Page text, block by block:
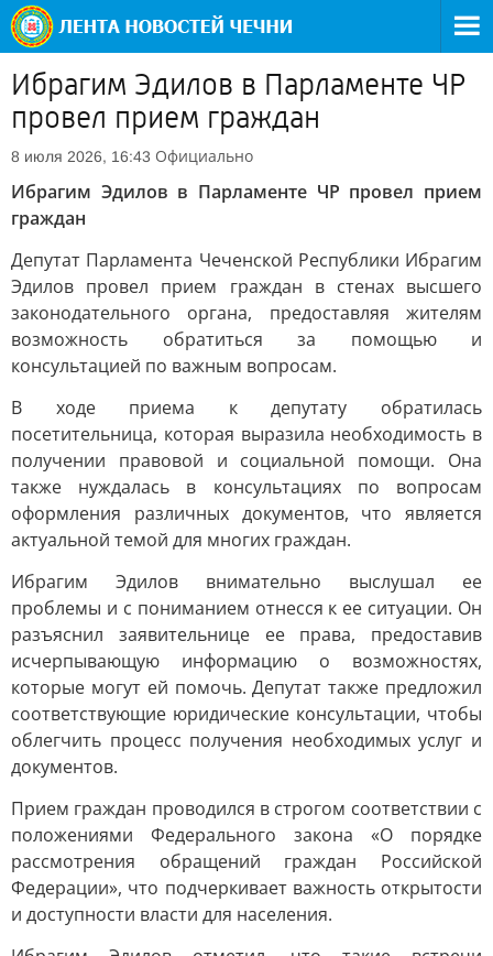
Ибрагим Эдилов в Парламенте ЧР
провел прием граждан
8 июля 2026, 16:43 Официально
Ибрагим Эдилов в Парламенте ЧР провел прием
граждан
Депутат Парламента Чеченской Республики Ибрагим
Эдилов провел прием граждан в стенах высшего
законодательного органа, предоставляя жителям
возможность обратиться за помощью и
консультацией по важным вопросам.
В ходе приема к депутату обратилась
посетительница, которая выразила необходимость в
получении правовой и социальной помощи. Она
также нуждалась в консультациях по вопросам
оформления различных документов, что является
актуальной темой для многих граждан.
Ибрагим Эдилов внимательно выслушал ее
проблемы и с пониманием отнесся к ее ситуации. Он
разъяснил заявительнице ее права, предоставив
исчерпывающую информацию о возможностях,
которые могут ей помочь. Депутат также предложил
соответствующие юридические консультации, чтобы
облегчить процесс получения необходимых услуг и
документов.
Прием граждан проводился в строгом соответствии с
положениями Федерального закона «О порядке
рассмотрения обращений граждан Российской
Федерации», что подчеркивает важность открытости
и доступности власти для населения.